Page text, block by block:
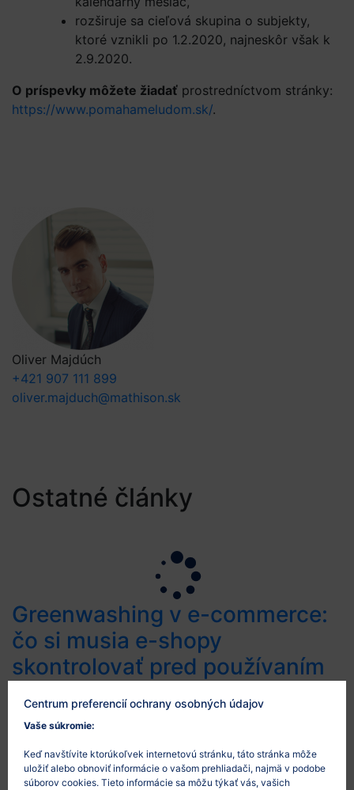
rozširuje sa cieľová skupina o subjekty,
ktoré vznikli po 1.2.2020, najneskôr však k
2.9.2020.
O príspevky môžete žiadať prostredníctvom stránky:
https://www.pomahameludom.sk/.
Oliver Majdúch
+421 907 111 899
oliver.majduch@mathison.sk
Ostatné články
Greenwashing v e-commerce:
čo si musia e-shopy
skontrolovať pred používaním
tvrdení ako „eko“, „udržateľné“
alebo „carbon neutral“
26/5/2026
Environmentálne tvrdenia sú v e-commerce čoraz
Centrum preferencií ochrany osobných údajov
Vaše súkromie:
Keď navštívite ktorúkoľvek internetovú stránku, táto stránka môže
uložiť alebo obnoviť informácie o vašom prehliadači, najmä v podobe
súborov cookies. Tieto informácie sa môžu týkať vás, vašich